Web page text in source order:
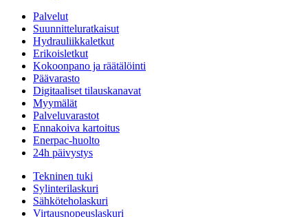
Palvelut
Suunnitteluratkaisut
Hydrauliikkaletkut
Erikoisletkut
Kokoonpano ja räätälöinti
Päävarasto
Digitaaliset tilauskanavat
Myymälät
Palveluvarastot
Ennakoiva kartoitus
Enerpac-huolto
24h päivystys
Tekninen tuki
Sylinterilaskuri
Sähköteholaskuri
Virtausnopeuslaskuri